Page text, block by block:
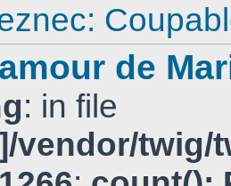
de
: in file
vendor/